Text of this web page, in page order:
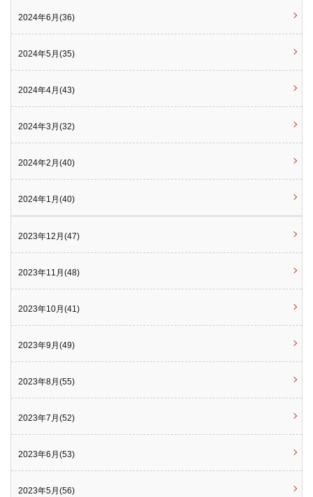
2024年6月(36)
2024年5月(35)
2024年4月(43)
2024年3月(32)
2024年2月(40)
2024年1月(40)
2023年12月(47)
2023年11月(48)
2023年10月(41)
2023年9月(49)
2023年8月(55)
2023年7月(52)
2023年6月(53)
2023年5月(56)